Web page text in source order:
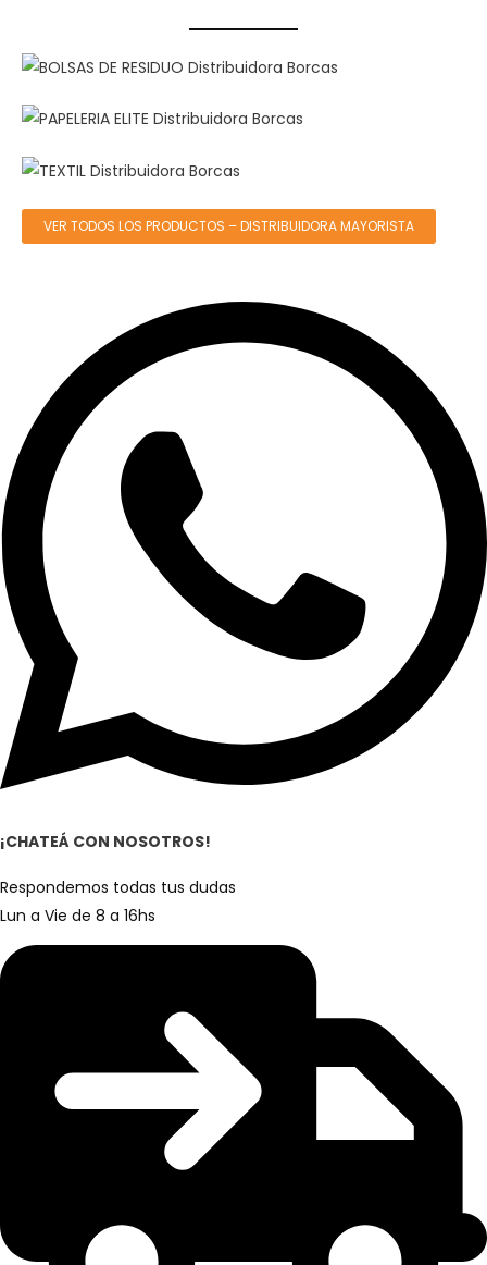
VER TODOS LOS PRODUCTOS – DISTRIBUIDORA MAYORISTA
¡CHATEÁ CON NOSOTROS!
Respondemos todas tus dudas
Lun a Vie de 8 a 16hs